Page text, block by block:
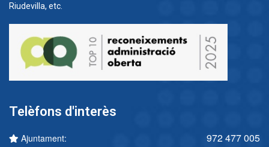
Riudevilla, etc.
Telèfons d'interès
Ajuntament: 972 477 005